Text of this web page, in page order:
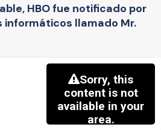
HBO fue notificado por
informáticos llamado Mr.